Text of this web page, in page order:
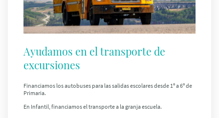
Ayudamos en el transporte de
excursiones
Financiamos losautobuses para las salidas escolaresdesde 1º a 6º de
Primaria.
En Infantil , financiamos el transporte a la granja escuela.